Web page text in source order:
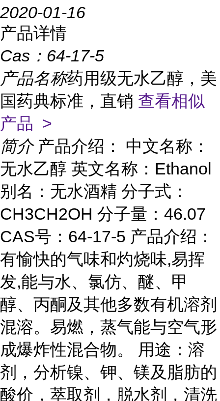
2020-01-16
产品详情
Cas： 64-17-5
产品名称药用级无水乙醇，美
国药典标准，直销 查看相似
产品 >
简介 产品介绍： 中文名称：
无水乙醇 英文名称：Ethanol
别名：无水酒精 分子式：
CH3CH2OH 分子量：46.07
CAS号：64-17-5 产品介绍：
有愉快的气味和灼烧味,易挥
发,能与水、氯仿、醚、甲
醇、丙酮及其他多数有机溶剂
混溶。易燃，蒸气能与空气形
成爆炸性混合物。 用途：溶
剂，分析镍、钾、镁及脂肪的
酸价，萃取剂，脱水剂，清洗